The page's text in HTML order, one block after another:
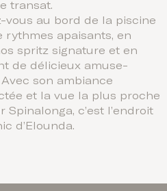
transat.
vous au bord de la piscine
rythmes apaisants, en
spritz signature et en
de délicieux amuse-
Avec son ambiance
et la vue la plus proche
Spinalonga, c’est l’endroit
d’Elounda.